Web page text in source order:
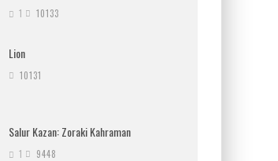
1 10133
Lion
10131
Salur Kazan: Zoraki Kahraman
1 9448